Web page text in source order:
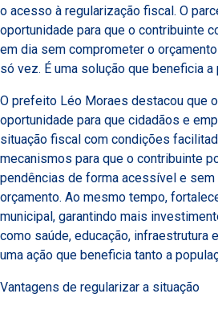
o acesso à regularização fiscal. O
oportunidade para que o contribuinte
em dia sem comprometer o
só vez. É uma solução que beneficia
O prefeito Léo Moraes destacou que
oportunidade para que cidadãos e
situação fiscal com condições
mecanismos para que o contribuinte
pendências de forma acessível e
orçamento. Ao mesmo tempo,
municipal, garantindo mais
como saúde, educação, infraestrutura
uma ação que beneficia tanto a
Vantagens de regularizar a situação